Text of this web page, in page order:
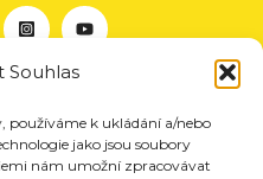
Souhlas
používáme k ukládání a/nebo
jako jsou soubory
nám umožní zpracovávat